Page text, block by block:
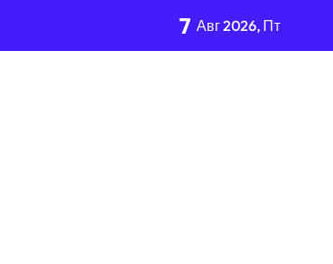
должность в источник обогащения
7 Авг 2026, Пт